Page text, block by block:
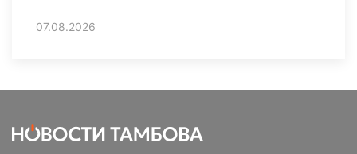
07.08.2026